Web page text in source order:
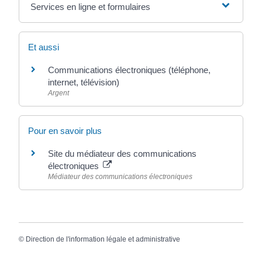
Services en ligne et formulaires
Et aussi
Communications électroniques (téléphone,
internet, télévision)
Argent
Pour en savoir plus
Site du médiateur des communications
électroniques
Médiateur des communications électroniques
© Direction de l'information légale et administrative